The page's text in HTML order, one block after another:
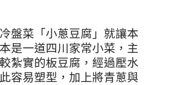
盤菜「小蔥豆腐」就讓本
是一道四川家常小菜，主
紮實的板豆腐，經過壓水
容易塑型，加上將青蔥與